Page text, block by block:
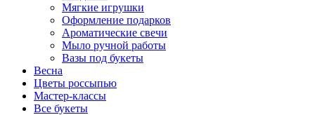
Мягкие игрушки
Оформление подарков
Ароматические свечи
Мыло ручной работы
Вазы под букеты
Весна
Цветы россыпью
Мастер-классы
Все букеты